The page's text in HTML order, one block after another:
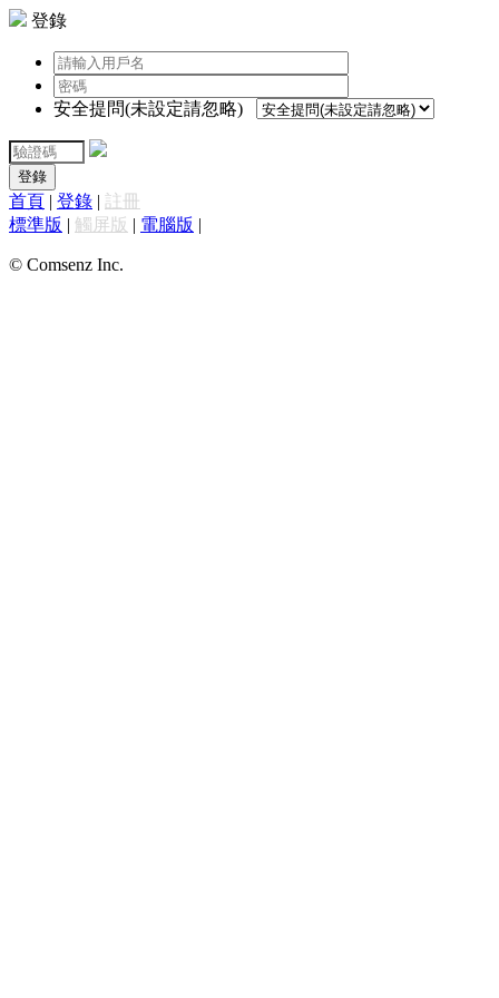
登錄
安全提問(未設定請忽略)
登錄
首頁 | 登錄 | 註冊
標準版 | 觸屏版 | 電腦版 |
© Comsenz Inc.